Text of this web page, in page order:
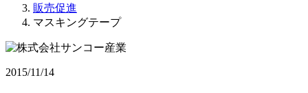
販売促進
マスキングテープ
2015/11/14